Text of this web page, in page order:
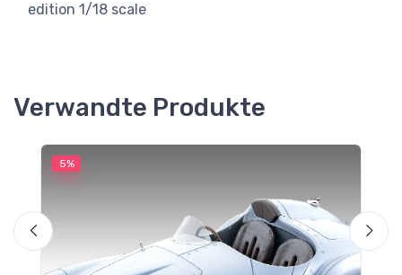
edition 1/18 scale
Verwandte Produkte
5%